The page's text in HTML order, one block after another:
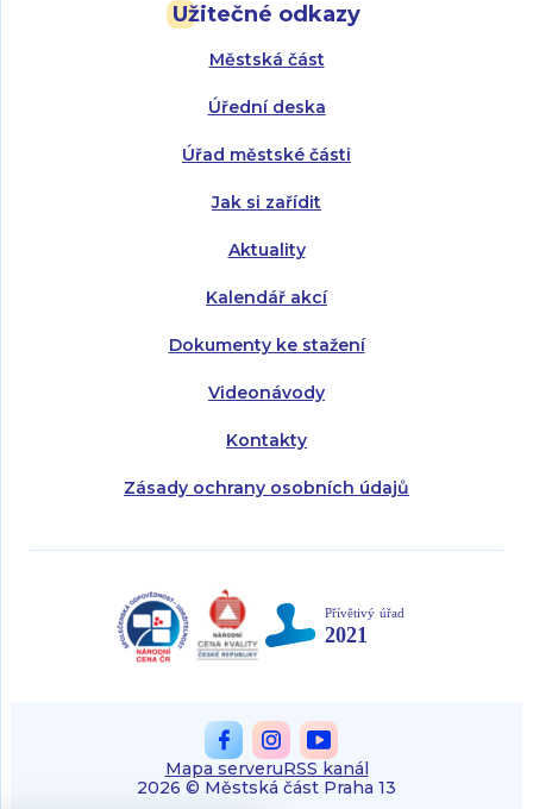
Užitečné odkazy
Městská část
Úřední deska
Úřad městské části
Jak si zařídit
Aktuality
Kalendář akcí
Dokumenty ke stažení
Videonávody
Kontakty
Zásady ochrany osobních údajů
Úterý: 8:00 - 16:00
Úterý: 8:00 - 13:00
2026 © Městská část Praha 13
Mapa serveruRSS kanál